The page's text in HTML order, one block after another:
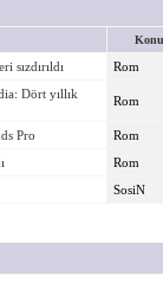
sızdırıldı
Rom
Dört yıllık
Rom
Pro
Rom
Rom
SosiN